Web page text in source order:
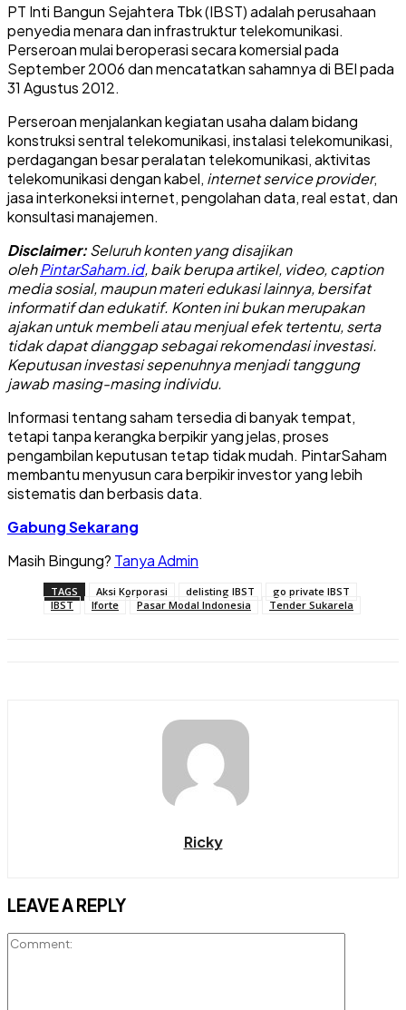
PT Inti Bangun Sejahtera Tbk (IBST) adalah perusahaan
penyedia menara dan infrastruktur telekomunikasi.
Perseroan mulai beroperasi secara komersial pada
September 2006 dan mencatatkan sahamnya di BEI pada
31 Agustus 2012.
Perseroan menjalankan kegiatan usaha dalam bidang
konstruksi sentral telekomunikasi, instalasi telekomunikasi,
perdagangan besar peralatan telekomunikasi, aktivitas
telekomunikasi dengan kabel, internet service provider,
jasa interkoneksi internet, pengolahan data, real estat, dan
konsultasi manajemen.
Disclaimer:Seluruh konten yang disajikan
olehPintarSaham.id, baik berupa artikel, video, caption
media sosial, maupun materi edukasi lainnya, bersifat
informatif dan edukatif. Konten ini bukan merupakan
ajakan untuk membeli atau menjual efek tertentu, serta
tidak dapat dianggap sebagai rekomendasi investasi.
Keputusan investasi sepenuhnya menjadi tanggung
jawab masing-masing individu.
Informasi tentang saham tersedia di banyak tempat,
tetapi tanpa kerangka berpikir yang jelas, proses
pengambilan keputusan tetap tidak mudah. PintarSaham
membantu menyusun cara berpikir investor yang lebih
sistematis dan berbasis data.
Gabung Sekarang
Masih Bingung? Tanya Admin
TAGS Aksi Korporasi delisting IBST
go private IBST
IBST
Iforte Pasar Modal Indonesia Tender Sukarela
Ricky
LEAVE A REPLY